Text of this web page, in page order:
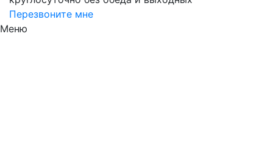
Перезвоните мне
Меню